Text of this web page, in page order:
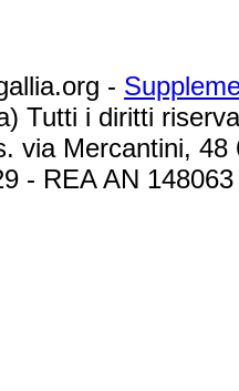
-
Tutti i diritti
via Mercantini,
- REA AN